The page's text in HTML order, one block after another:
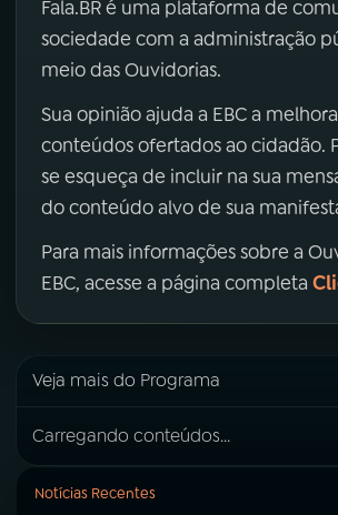
Fala.BR é uma plataforma de
sociedade com a administração
meio das Ouvidorias.
Sua opinião ajuda a EBC a
conteúdos ofertados ao cidadão.
se esqueça de incluir na sua
do conteúdo alvo de sua
Para mais informações sobre a
EBC, acesse a página completa
Veja mais do Programa
Carregando conteúdos...
Notícias Recentes